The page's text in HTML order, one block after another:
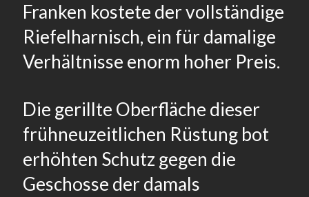
Franken kostete der vollständige
Riefelharnisch, ein für damalige
Verhältnisse enorm hoher Preis.
Die gerillte Oberfläche dieser
frühneuzeitlichen Rüstung bot
erhöhten Schutz gegen die
Geschosse der damals